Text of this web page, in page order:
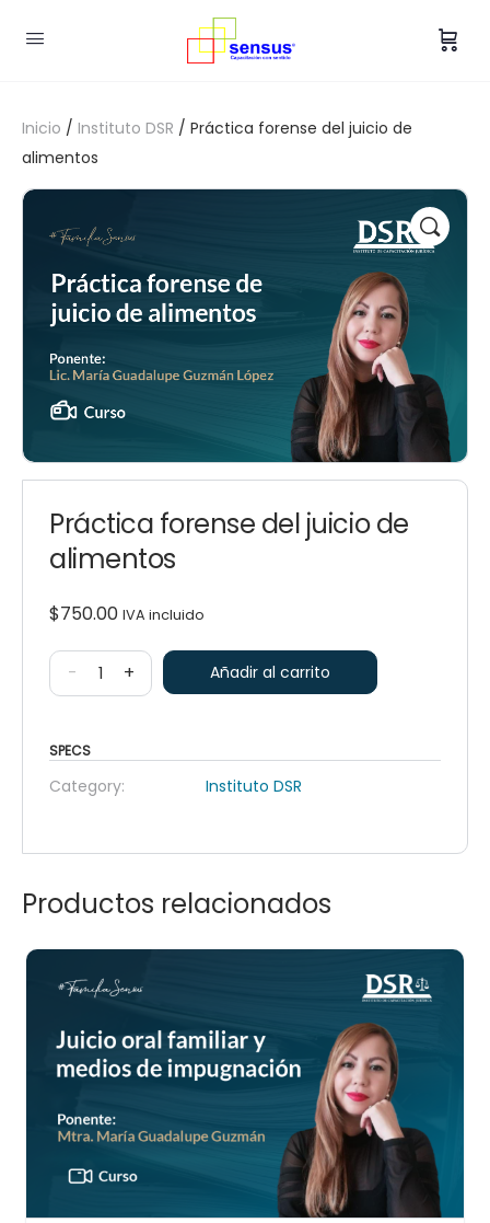
Inicio / Instituto DSR / Práctica forense del juicio de
alimentos
Práctica forense del juicio de
alimentos
$750.00 IVA incluido
- + Añadir al carrito
SPECS
Category: Instituto DSR
Productos relacionados